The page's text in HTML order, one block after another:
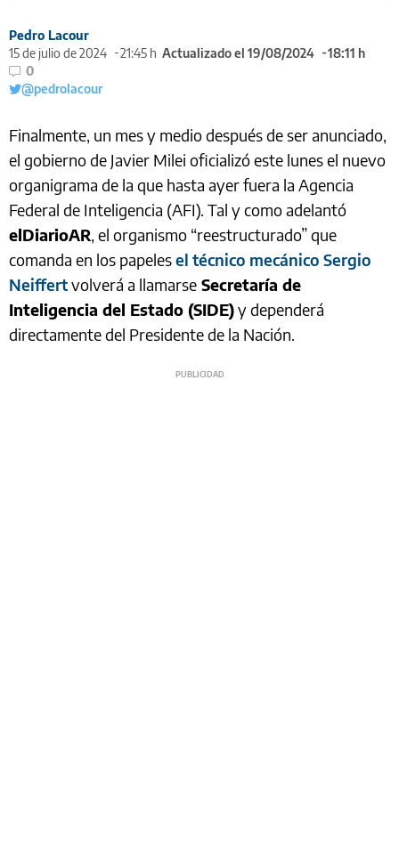
Pedro Lacour
15 de julio de 2024
21:45 h Actualizado el 19/08/2024
18:11 h
0
@pedrolacour
Finalmente, un mes y medio después de ser anunciado,
el gobierno de Javier Milei oficializó este lunes el nuevo
organigrama de la que hasta ayer fuera la Agencia
Federal de Inteligencia (AFI). Tal y como adelantó
elDiarioAR, el organismo “reestructurado” que
comanda en los papelesel técnico mecánico Sergio
Neiffertvolverá a llamarse Secretaría de
Inteligencia del Estado (SIDE)y dependerá
directamente del Presidente de la Nación.